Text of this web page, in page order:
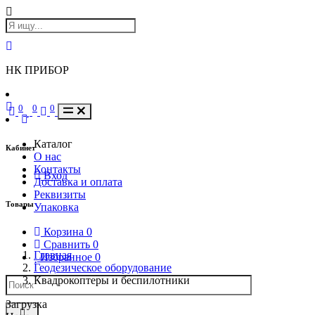
НК ПРИБОР
Кабинет
Вход
Товары
Корзина 0
Сравнить 0
Избранное 0
0 0 0
Каталог
О нас
Контакты
Доставка и оплата
Реквизиты
Упаковка
Главная
Геодезическое оборудование
Квадрокоптеры и беспилотники
Загрузка